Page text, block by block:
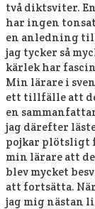
två diktsviter. En
har ingen
en anledning
jag tycker så
kärlek har
Min lärare i
ett tillfälle att
en
jag därefter
pojkar plötsligt
min lärare att
blev mycket
att fortsätta.
jag mig nästan